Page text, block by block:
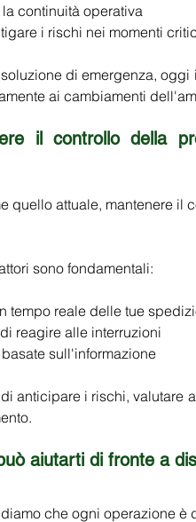
continuità operativa
i rischi nei momenti
di emergenza,
ai cambiamenti
il controllo della
quello attuale, mantenere
sono fondamentali:
tempo reale delle tue
reagire alle interruzioni
sull'informazione
anticipare i rischi, valutare
aiutarti di fronte a
che ogni operazione